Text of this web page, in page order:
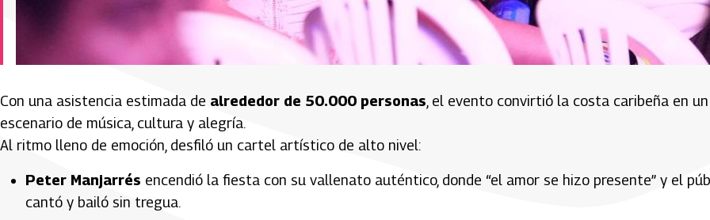
Con una asistencia estimada de alrededor de 50.000 personas , el evento convirtió la costa caribeña en un
escenario de música, cultura y alegría.
Al ritmo lleno de emoción, desfiló un cartel artístico de alto nivel:
Peter Manjarrés encendió la fiesta con su vallenato auténtico, donde “el amor se hizo presente” y el
cantó y bailó sin tregua.